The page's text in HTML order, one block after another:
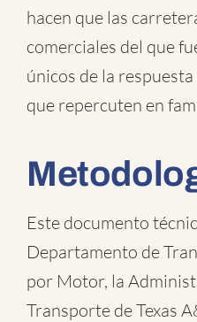
hacen que las
comerciales del que
únicos de la
que repercuten en
Este documento
Departamento de
por Motor, la
Transporte de Texas